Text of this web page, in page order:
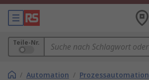
Teile-Nr.
/ Automation / Prozessautomation